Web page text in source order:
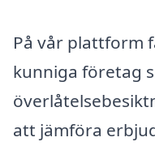
På vår plattform
kunniga företag
att jämföra